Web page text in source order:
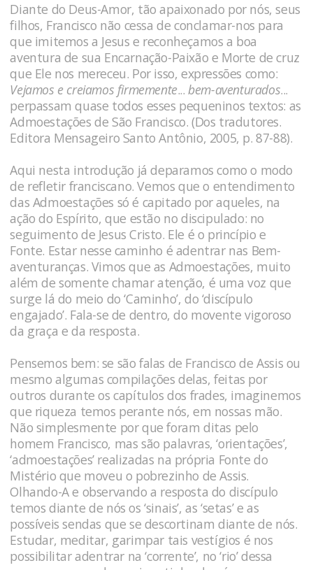
Diante do Deus-Amor, tão apaixonado por nós, seus
filhos, Francisco não cessa de conclamar-nos para
que imitemos a Jesus e reconheçamos a boa
aventura de sua Encarnação-Paixão e Morte de cruz
que Ele nos mereceu. Por isso, expressões como:
Vejamos e creiamos firmemente...bem-aventurados...
perpassam quase todos esses pequeninos textos: as
Admoestações de São Francisco. (Dos tradutores.
Editora Mensageiro Santo Antônio, 2005, p. 87-88).
Aqui nesta introdução já deparamos como o modo
de refletir franciscano. Vemos que o entendimento
das Admoestações só é capitado por aqueles, na
ação do Espírito, que estão no discipulado: no
seguimento de Jesus Cristo. Ele é o princípio e
Fonte. Estar nesse caminho é adentrar nas Bem-
aventuranças. Vimos que as Admoestações, muito
além de somente chamar atenção, é uma voz que
surge lá do meio do ‘Caminho’, do ‘discípulo
engajado’. Fala-se de dentro, do movente vigoroso
da graça e da resposta.
Pensemos bem: se são falas de Francisco de Assis ou
mesmo algumas compilações delas, feitas por
outros durante os capítulos dos frades, imaginemos
que riqueza temos perante nós, em nossas mão.
Não simplesmente por que foram ditas pelo
homem Francisco, mas são palavras, ‘orientações’,
‘admoestações’ realizadas na própria Fonte do
Mistério que moveu o pobrezinho de Assis.
Olhando-A e observando a resposta do discípulo
temos diante de nós os ‘sinais’, as ‘setas’ e as
possíveis sendas que se descortinam diante de nós.
Estudar, meditar, garimpar tais vestígios é nos
possibilitar adentrar na ‘corrente’, no ‘rio’ dessa